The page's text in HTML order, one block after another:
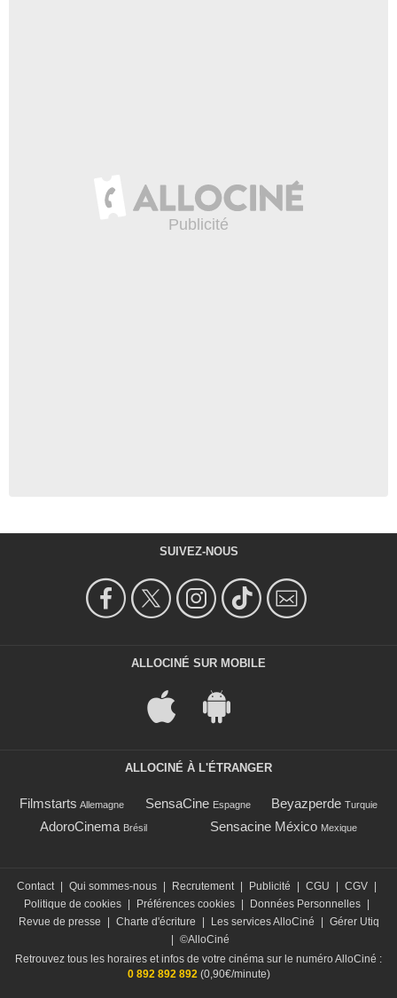
SUIVEZ-NOUS
ALLOCINÉ SUR MOBILE
ALLOCINÉ À L'ÉTRANGER
Filmstarts Allemagne SensaCine Espagne Beyazperde Turquie
AdoroCinema Brésil Sensacine México Mexique
Contact | Qui sommes-nous | Recrutement | Publicité | CGU | CGV |
Politique de cookies | Préférences cookies | Données Personnelles |
Revue de presse
| Charte d'écriture | Les services AlloCiné | Gérer Utiq
| ©AlloCiné
Retrouvez tous les horaires et infos de votre cinéma sur le numéro AlloCiné :
0 892 892 892 (0,90€/minute)